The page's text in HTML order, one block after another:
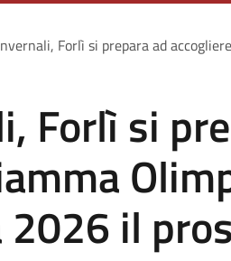
Forlì si prepara ad
Forlì si
il